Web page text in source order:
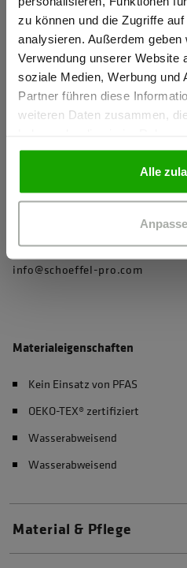
zu können und die Zugriffe
analysieren. Außerdem
Verwendung unserer Website
soziale Medien, Werbung und
Partner führen diese
weiteren Daten zusammen,
gesammelt haben.
Alle
Robustes Hauptmaterial
Schmutzabweisende
Kein bewusster Einsatz von PFAS
Hochschließender Kragen mit
Innenseite
mehr anzeigen
Herstellerangaben
Schöffel PRO GmbH, Albert-
Schwabmünchen, Deutschland
info@schoeffel-pro.com
Materialeigenschaften
Kein Einsatz von PFAS
OEKO-TEX® zertifiziert
Wasserabweisend
Wasserabweisend
Material & Pflege
Ich bestätige, dass ich
Preise werden